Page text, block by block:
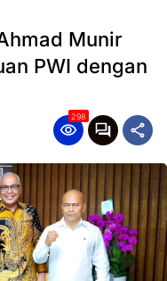
Munir
PWI dengan
298